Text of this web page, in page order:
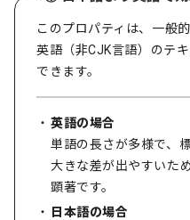
このプロパティは、一般
英語（非CJK言語）のテ
できます。
英語の場合
単語の長さが多様で、
大きな差が出やすいた
顕著です。
日本語の場合